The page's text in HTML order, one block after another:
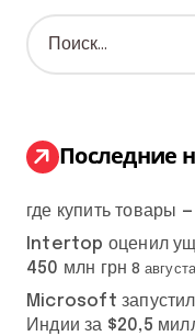
Н
а
:
Последние
где купить товары
Intertop оценил
450 млн грн 8
Microsoft
Индии за $20,5